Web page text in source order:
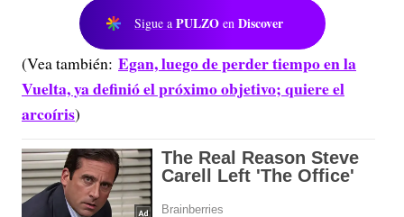
Sigue a PULZO en Discover
(Vea también: Egan, luego de perder tiempo en la
Vuelta, ya definió el próximo objetivo; quiere el
arcoíris)